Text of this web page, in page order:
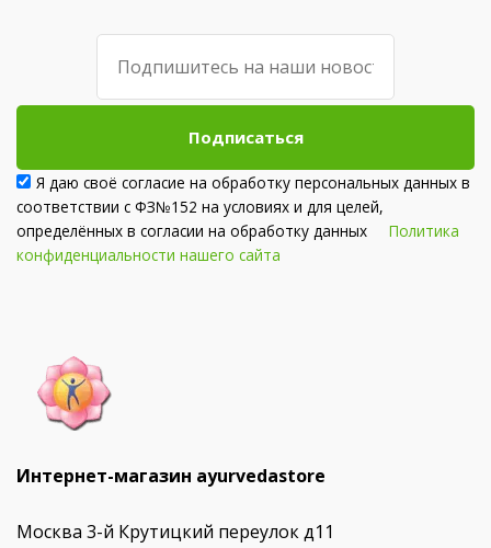
Подписаться
Я даю своё согласие на обработку персональных данных в
соответствии с ФЗ№152 на условиях и для целей,
определённых в согласии на обработку данных Политика
конфиденциальности нашего сайта
Интернет-магазин ayurvedastore
Москва 3-й Крутицкий переулок д11